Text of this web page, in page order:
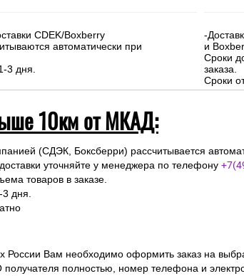
CDEK/Boxberry
автоматически при
3 дня.
-
и
Сроки
заказа.
Сроки
10км от МКАД:
(СДЭК, Боксберри) рассчитывается
уточняйте у менеджера по телефону
товаров в заказе.
дня.
России Вам необходимо оформить заказ на
полностью, номер телефона и